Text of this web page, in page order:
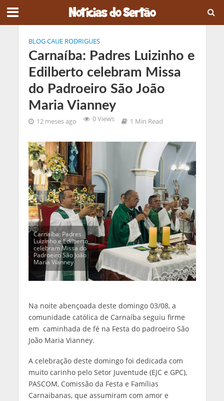
BLOG CAUE RODRIGUES
Carnaíba: Padres Luizinho e
Edilberto celebram Missa
do Padroeiro São João
Maria Vianney
12 meses ago 0 Views 1 Min Read
Carnaíba: Padres
Luizinho e Edilberto
celebram Missa do
Padroeiro São João
Maria Vianney
Na noite abençoada deste domingo 03/08, a
comunidade católica de Carnaíba seguiu firme
em caminhada de fé na Festa do padroeiro São
João Maria Vianney.
A celebração deste domingo foi dedicada com
muito carinho pelo Setor Juventude (EJC e GPC),
PASCOM, Comissão da Festa e Famílias
Carnaibanas, que assumiram com amor e